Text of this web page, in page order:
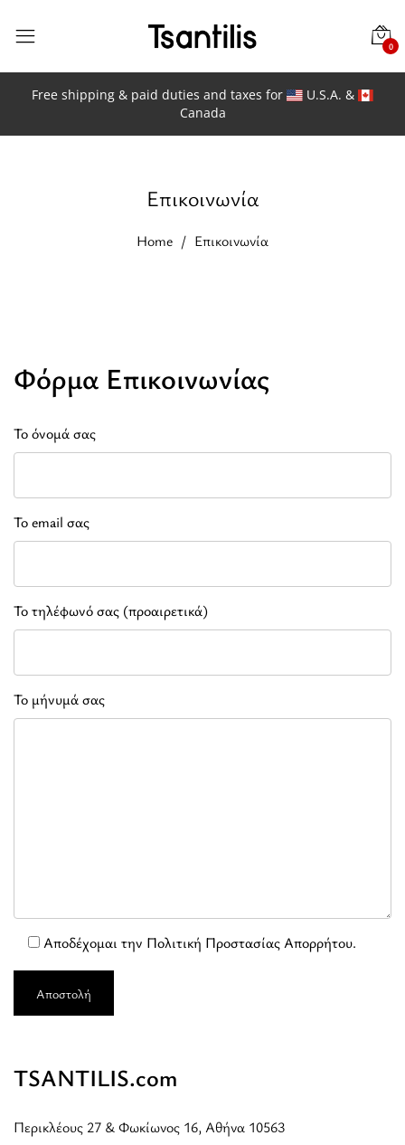
0
Free shipping & paid duties and taxes for
U.S.A. &
Canada
Επικοινωνία
Home Επικοινωνία
Φόρμα Επικοινωνίας
Το όνομά σας
Το email σας
Το τηλέφωνό σας (προαιρετικά)
Το μήνυμά σας
Αποδέχομαι την Πολιτική Προστασίας Απορρήτου.
TSANTILIS.com
Περικλέους 27 & Φωκίωνος 16, Αθήνα 10563